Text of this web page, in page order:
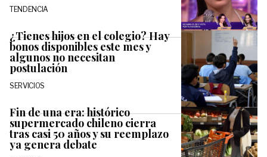
TENDENCIA
¿Tienes hijos en el colegio? Hay
bonos disponibles este mes y
algunos no necesitan
postulación
SERVICIOS
Fin de una era: histórico
supermercado chileno cierra
tras casi 50 años y su reemplazo
ya genera debate